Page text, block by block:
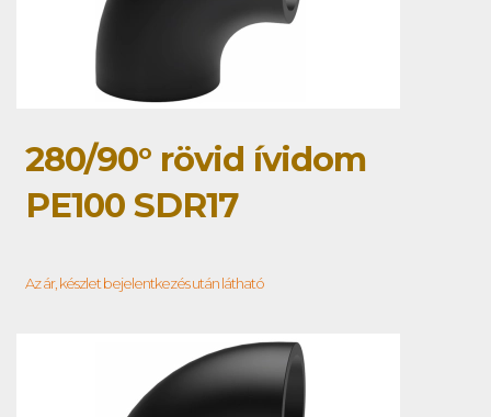
280/90° rövid ívidom
PE100 SDR17
Az ár, készlet bejelentkezés után látható